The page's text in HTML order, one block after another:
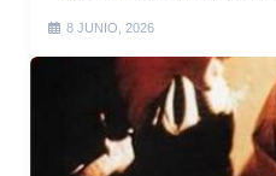
8 JUNIO, 2026